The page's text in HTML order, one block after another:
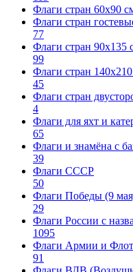
Флаги стран 60x90
Флаги стран
77
Флаги стран 90х135
99
Флаги стран
45
Флаги стран
4
Флаги для яхт и
65
Флаги и знамёна с
39
Флаги СССР
50
Флаги Победы (9
29
Флаги России с
1095
Флаги Армии и
91